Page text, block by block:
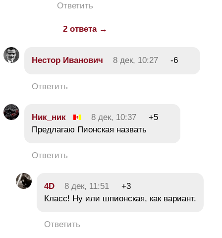
Ответить
2 ответа →
Нестор Иванович 8 дек, 10:27 -6
Ответить
Ник_ник 8 дек, 10:37
+5
Предлагаю Пионская назвать
Ответить
4D 8 дек, 11:51
+3
Класс! Ну или шпионская, как вариант.
Ответить